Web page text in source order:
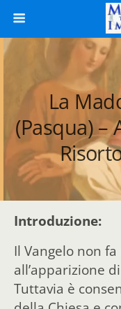
La
(Pasqua) –
Introduzione:
Il Vangelo non
all’apparizione
Tuttavia è